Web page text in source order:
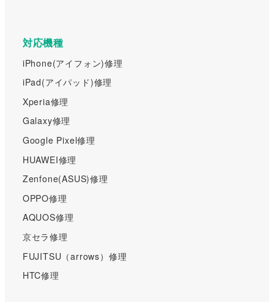
対応機種
iPhone(アイフォン)修理
iPad(アイパッド)修理
Xperia修理
Galaxy修理
Google Pixel修理
HUAWEI修理
Zenfone(ASUS)修理
OPPO修理
AQUOS修理
京セラ修理
FUJITSU（arrows）修理
HTC修理